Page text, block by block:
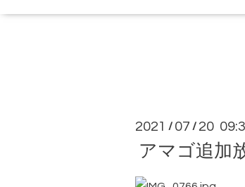
2021 / 07 / 20
アマゴ追加